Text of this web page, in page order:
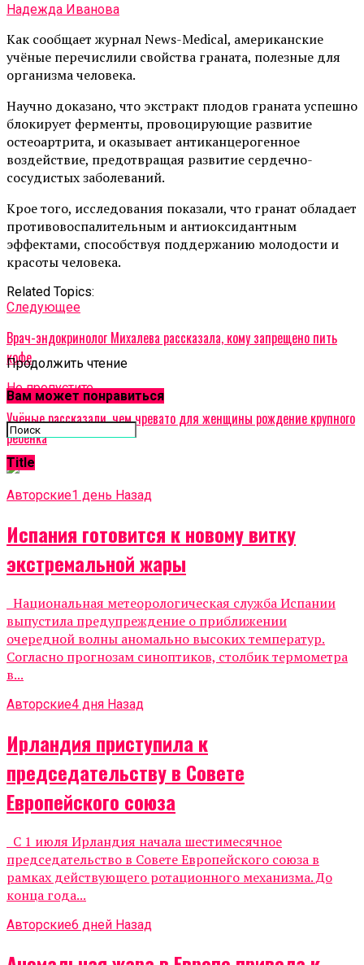
Надежда Иванова
Как сообщает журнал News-Medical, американские
учёные перечислили свойства граната, полезные для
организма человека.
Научно доказано, что экстракт плодов граната успешно
блокирует ферменты, провоцирующие развитие
остеоартрита, и оказывает антиканцерогенное
воздействие, предотвращая развитие сердечно-
сосудистых заболеваний.
Крое того, исследования показали, что гранат обладает
противовоспалительным и антиоксидантным
эффектами, способствуя поддержанию молодости и
красоты человека.
Related Topics:
Cледующее
Врач-эндокринолог Михалева рассказала, кому запрещено пить
кофе
Не пропустите
Учёные рассказали, чем чревато для женщины рождение крупного
ребенка
Продолжить чтение
Вам может понравиться
Title
Авторские1 день Назад
Испания готовится к новому витку
экстремальной жары
Национальная метеорологическая служба Испании
выпустила предупреждение о приближении
очередной волны аномально высоких температур.
Согласно прогнозам синоптиков, столбик термометра
в...
Авторские4 дня Назад
Ирландия приступила к
председательству в Совете
Европейского союза
С 1 июля Ирландия начала шестимесячное
председательство в Совете Европейского союза в
рамках действующего ротационного механизма. До
конца года...
Авторские6 дней Назад